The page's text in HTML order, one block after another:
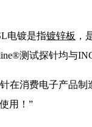
电镀是指镀锌板 ，
测试探针均与
在消费电子产品制
用！”